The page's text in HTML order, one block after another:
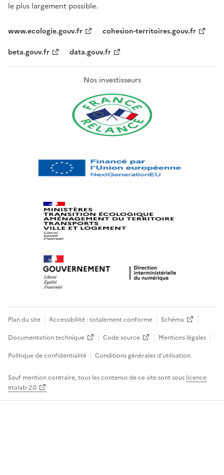
le plus largement possible.
www.ecologie.gouv.fr
cohesion-territoires.gouv.fr
beta.gouv.fr
data.gouv.fr
Nos investisseurs
Plan du site Accessibilité : totalement conforme
Schéma
Documentation technique
Code source
Mentions légales
Politique de confidentialité
Conditions générales d’utilisation
Sauf mention contraire, tous les contenus de ce site sont sous licence
etalab-2.0